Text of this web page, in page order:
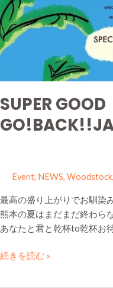
SUPER GOOD
Event, NEWS, Woodstock,
最高の盛り上がりでお馴染
熊本の夏はまだまだ終わら
あなたと君と乾杯to乾杯お
続きを読む »